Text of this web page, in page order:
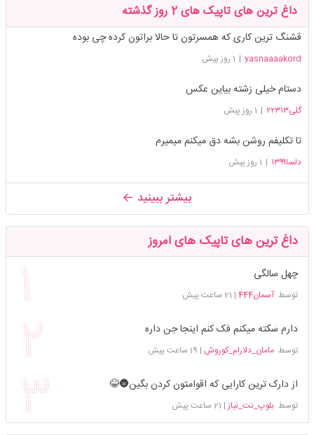
داغ ترین های تاپیک های 2 روز گذشته
قشنگ ترین کاری که همسرتون تا حالا براتون کرده چی بوده
yasnaaaakord
| 1 روز پیش
دستام خیلی زشته بیاین عکس
گلی۲۲۳۱۳ | 1 روز پیش
تا تکلیفم روشن بشه دق میکنم میمیرم
دلسا۱۳۹۹ | 1 روز پیش
بیشتر ببینید
داغ ترین های تاپیک های امروز
چهل سالگی
توسطآسمان444 | 21 ساعت پیش
دارم سکته میکنم فک کنم اینجا جن داره
توسطمامان_دلارام_کوروش | 19 ساعت پیش
از دارک ترین کارایی که اقوامتون کردن بگین🌚😂
توسطبلوپ_نت_نیاز | 21 ساعت پیش